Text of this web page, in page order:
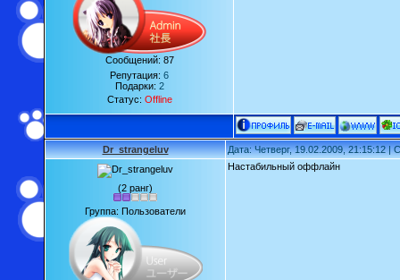
Сообщений: 87
Репутация: 6
Подарки: 2
Статус: Offline
Dr_strangeluv Дата: Четверг, 19.02.2009, 21:15:12 |
(2 ранг)
Группа: Пользователи
Настабильный оффлайн